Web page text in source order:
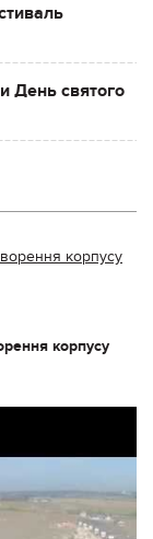
День святого
корпусу